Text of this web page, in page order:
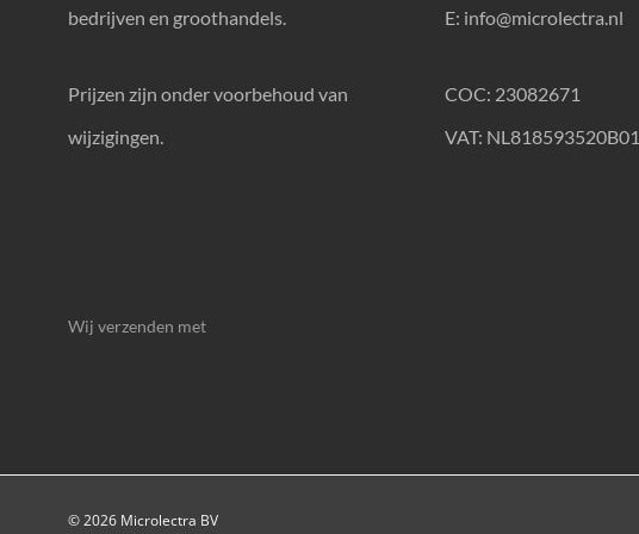
bedrijven en groothandels.
Prijzen zijn onder voorbehoud van
wijzigingen.
E: info@microlectra.nl
COC: 23082671
VAT: NL818593520B01
Wij verzenden met
© 2026 Microlectra BV